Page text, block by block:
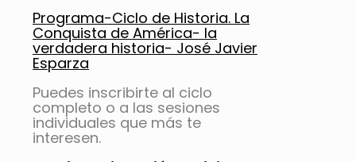
Programa-Ciclo de Historia. La
Conquista de América- la
verdadera historia- José Javier
Esparza
Puedes inscribirte al ciclo
completo o a las sesiones
individuales que más te
interesen.